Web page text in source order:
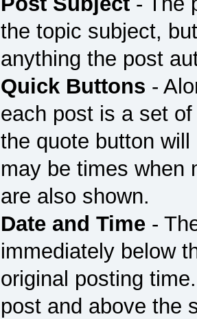
the topic subject,
anything the post
Quick Buttons -
each post is a set
the quote button
may be times when
are also shown.
Date and Time-
immediately below
original posting
post and above the